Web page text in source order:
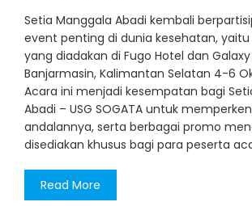
Setia Manggala Abadi kembali
event penting di dunia kesehatan, yaitu
yang diadakan di Fugo Hotel dan
Banjarmasin, Kalimantan Selatan 4-6
Acara ini menjadi kesempatan bagi
Abadi – USG SOGATA untuk
andalannya, serta berbagai promo
disediakan khusus bagi para peserta
Read More